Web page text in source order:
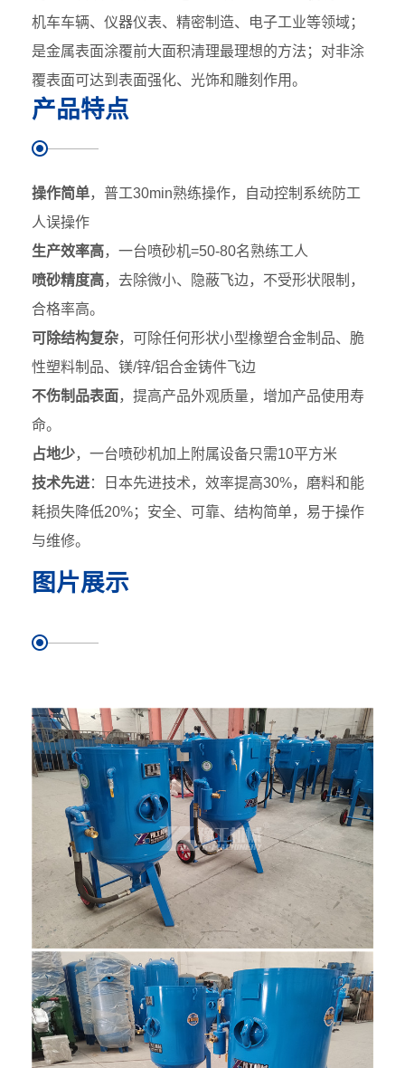
机车车辆、仪器仪表、精密制造、电子工业等领域；
是金属表面涂覆前大面积清理最理想的方法；对非涂
覆表面可达到表面强化、光饰和雕刻作用。
产品特点
操作简单，普工30min熟练操作，自动控制系统防工
人误操作
生产效率高，一台喷砂机=50-80名熟练工人
喷砂精度高，去除微小、隐蔽飞边，不受形状限制，
合格率高。
可除结构复杂，可除任何形状小型橡塑合金制品、脆
性塑料制品、镁/锌/铝合金铸件飞边
不伤制品表面，提高产品外观质量，增加产品使用寿
命。
占地少，一台喷砂机加上附属设备只需10平方米
技术先进：日本先进技术，效率提高30%，磨料和能
耗损失降低20%；安全、可靠、结构简单，易于操作
与维修。
图片展示